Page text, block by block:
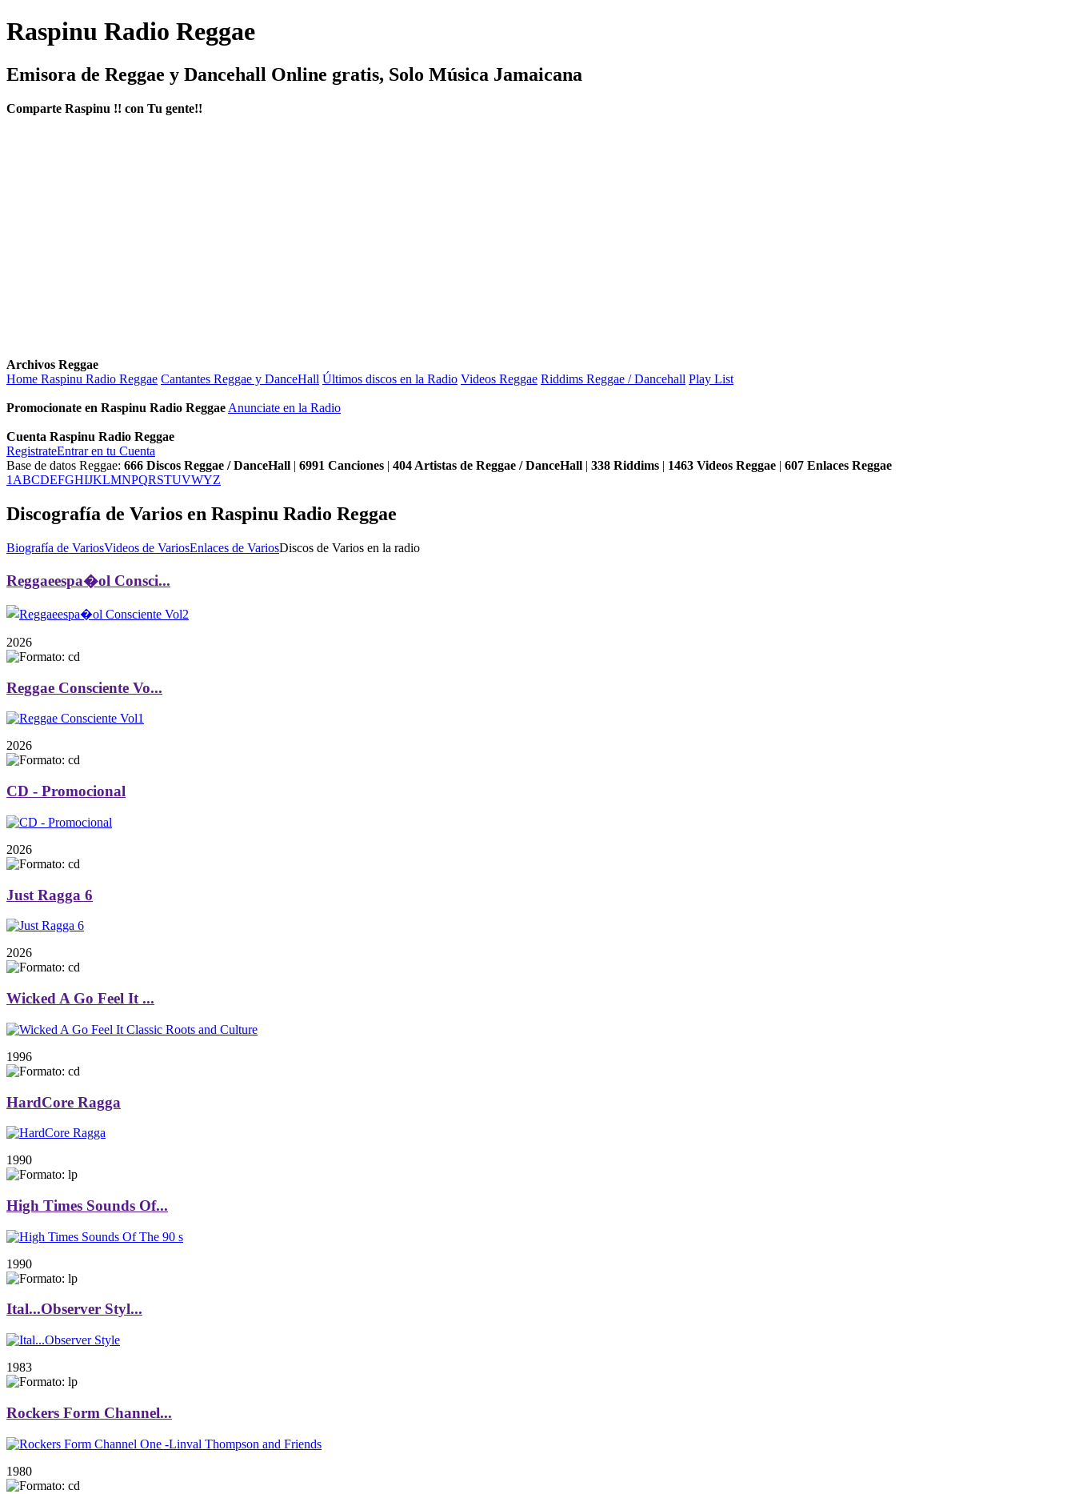
Raspinu Radio Reggae
Emisora de Reggae y Dancehall Online gratis, Solo Música Jamaicana
Comparte Raspinu !! con Tu gente!!
Archivos Reggae
Home Raspinu Radio Reggae Cantantes Reggae y DanceHall Últimos discos en la Radio Videos Reggae Riddims Reggae / Dancehall Play List
Promocionate en Raspinu Radio Reggae Anunciate en la Radio
Cuenta Raspinu Radio Reggae
RegistrateEntrar en tu Cuenta
Base de datos Reggae: 666 Discos Reggae / DanceHall | 6991 Canciones | 404 Artistas de Reggae / DanceHall | 338 Riddims | 1463 Videos Reggae | 607 Enlaces Reggae
1 ABCDEFGHIJKLMNPQRSTUVWYZ
Discografía de Varios en Raspinu Radio Reggae
Biografía de VariosVideos de VariosEnlaces de VariosDiscos de Varios en la radio
Reggaeespa�ol Consci...
2026
Reggae Consciente Vo...
2026
CD - Promocional
2026
Just Ragga 6
2026
Wicked A Go Feel It ...
1996
HardCore Ragga
1990
High Times Sounds Of...
1990
Ital...Observer Styl...
1983
Rockers Form Channel...
1980